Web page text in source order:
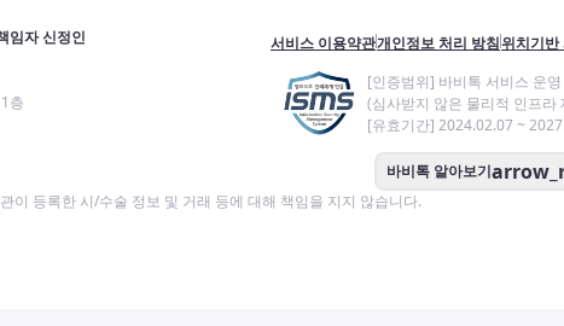
임자 신정인
층
서비스 이용약관개인정보 처리 방침위치기반
[인증범위] 바비톡 서비스 운영
(심사받지 않은 물리적 인프라
[유효기간] 2024.02.07 ~
바비톡 알아보기
이 등록한 시/수술 정보 및 거래 등에 대해 책임을 지지 않습니다.